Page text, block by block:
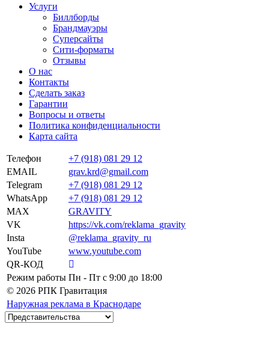
Услуги
Биллборды
Брандмауэры
Суперсайты
Сити-форматы
Отзывы
О нас
Контакты
Сделать заказ
Гарантии
Вопросы и ответы
Политика конфиденциальности
Карта сайта
Телефон
+7 (918) 081 29 12
EMAIL
grav.krd@gmail.com
Telegram
+7 (918) 081 29 12
WhatsApp
+7 (918) 081 29 12
MAX
GRAVITY
VK
https://vk.com/reklama_gravity
Insta
@reklama_gravity_ru
YouTube
www.youtube.com
QR-КОД
Режим работы Пн - Пт c 9:00 до 18:00
© 2026 РПК Гравитация
Наружная реклама в Краснодаре